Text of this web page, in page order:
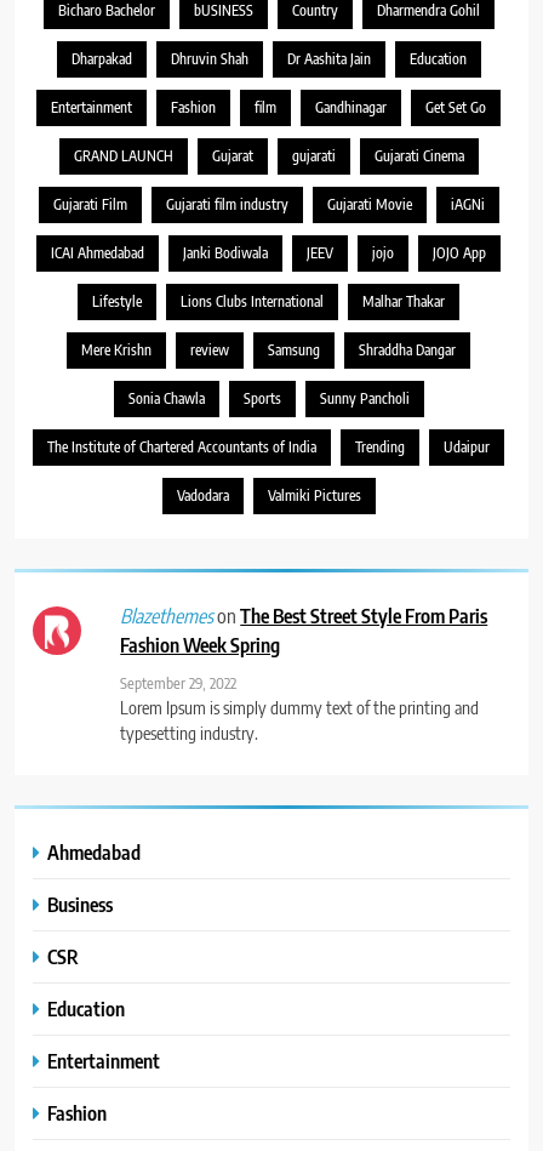
Bicharo Bachelor bUSINESS Country Dharmendra Gohil
Dharpakad Dhruvin Shah Dr Aashita Jain Education
Entertainment Fashion film Gandhinagar Get Set Go
GRAND LAUNCH Gujarat gujarati Gujarati Cinema
Gujarati Film Gujarati film industry Gujarati Movie iAGNi
ICAI Ahmedabad Janki Bodiwala JEEV jojo JOJO App
Lifestyle Lions Clubs International Malhar Thakar
Mere Krishn review Samsung Shraddha Dangar
Sonia Chawla Sports Sunny Pancholi
The Institute of Chartered Accountants of India Trending Udaipur
Vadodara Valmiki Pictures
BlazethemesonThe Best Street Style From Paris
Fashion Week Spring
September 29, 2022
Lorem Ipsum is simply dummy text of the printing and
typesetting industry.
Ahmedabad
Business
CSR
Education
Entertainment
Fashion